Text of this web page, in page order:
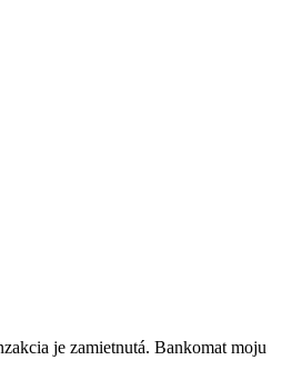
je zamietnutá. Bankomat moju